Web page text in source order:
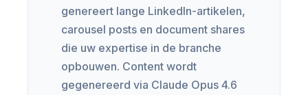
genereert lange LinkedIn-artikelen,
carousel posts en document shares
die uw expertise in de branche
opbouwen. Content wordt
gegenereerd via Claude Opus 4.6